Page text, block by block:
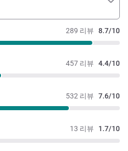
289 리뷰 8.7/10
457 리뷰 4.4/10
532 리뷰 7.6/10
13 리뷰 1.7/10